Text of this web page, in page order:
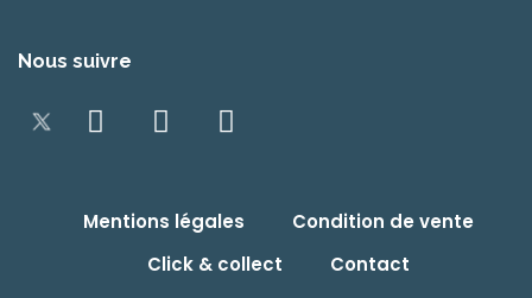
Nous suivre
Mentions légales
Condition de vente
Click & collect
Contact